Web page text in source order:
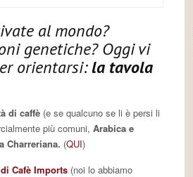
al mondo?
genetiche? Oggi vi
orientarsi:la tavola
di caffè (e se qualcuno se li è persi li
più comuni, Arabica e
Charreriana. (QUI)
Cafè Imports (noi lo abbiamo